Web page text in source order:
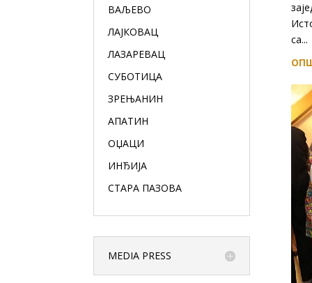
ВАЉЕВО
ЛАЈКОВАЦ
ЛАЗАРЕВАЦ
СУБОТИЦА
ЗРЕЊАНИН
АПАТИН
ОЏАЦИ
ИНЂИЈА
СТАРА ПАЗОВА
MEDIA PRESS
са...